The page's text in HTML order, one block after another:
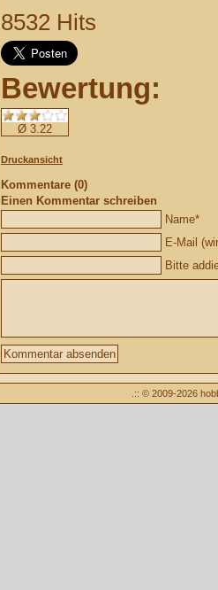
8532 Hits
Bewertung:
Ø 3.22
Druckansicht
Kommentare (0)
Einen Kommentar schreiben
Name*
E-Mail
Bitte
.:: © 2009-2026